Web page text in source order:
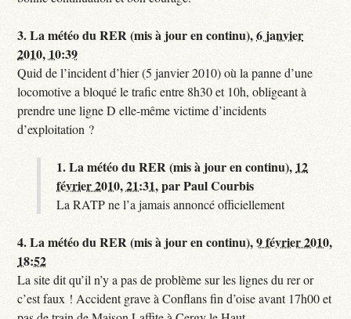
3.La météo du RER (mis à jour en continu),6 janvier
2010, 10:39
Quid de l’incident d’hier (5 janvier 2010) où la panne d’une
locomotive a bloqué le trafic entre 8h30 et 10h, obligeant à
prendre une ligne D elle-même victime d’incidents
d’exploitation ?
1.La météo du RER (mis à jour en continu), 12
février 2010, 21:31,parPaul Courbis
La RATP ne l’a jamais annoncé officiellement
4.La météo du RER (mis à jour en continu),9 février 2010,
18:52
La site dit qu’il n’y a pas de problème sur les lignes du rer or
c’est faux ! Accident grave à Conflans fin d’oise avant 17h00 et